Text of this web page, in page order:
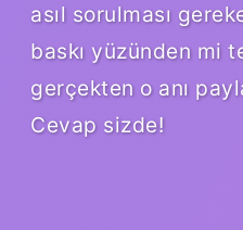
asıl sorulması
baskı yüzünden mi
gerçekten o anı
Cevap sizde!